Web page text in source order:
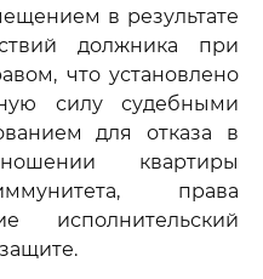
в результате
должника при
что установлено
силу судебными
для отказа в
квартиры
права
исполнительский